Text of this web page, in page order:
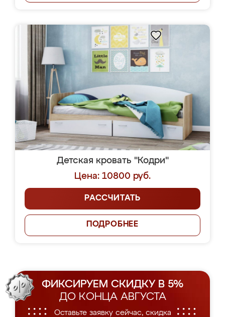
Детская кровать "Кодри"
Цена: 10800 руб.
РАССЧИТАТЬ
ПОДРОБНЕЕ
ФИКСИРУЕМ СКИДКУ В 5%
ДО КОНЦА АВГУСТА
Оставьте заявку сейчас, скидка